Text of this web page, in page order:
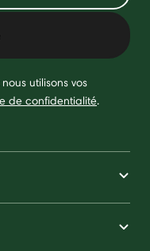
utilisons vos
de confidentialité.